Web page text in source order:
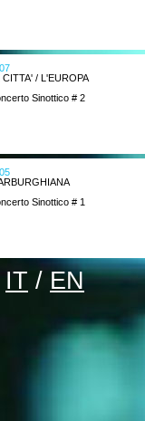
CITTA' / L'EUROPA
Sinottico # 2
Sinottico # 1
IT / EN